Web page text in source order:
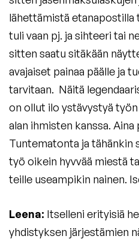
lähettämistä etanapostilla
tuli vaan pj. ja sihteeri tai
sitten saatu sitäkään
avajaiset painaa päälle ja
tarvitaan. Näitä
on ollut ilo ystävystyä
alan ihmisten kanssa.
Tuntematonta ja tähänkin
työ oikein hyvvää miestä
teille useampikin nainen.
Leena: Itselleni erityisiä
yhdistyksen järjestämien